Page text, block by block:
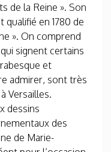
de la Reine ». Son
qualifié en 1780 de
». On comprend
signent certains
et
admirer, sont très
Versailles.
dessins
des
de Marie-